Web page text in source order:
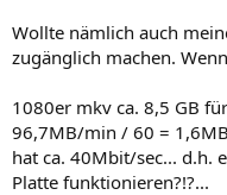
Wollte nämlich auch
zugänglich machen.
1080er mkv ca. 8,5 GB
96,7MB/min / 60 =
hat ca. 40Mbit/sec... d.h.
Platte funktionieren?!?...